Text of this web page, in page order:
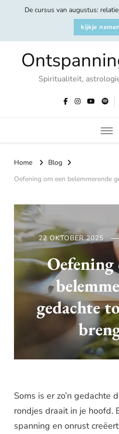
De cursus van augustus:
kijkje nemen
Spiritualiteit,
Home
Blog
Oefening om een belemmerende
22 OKTOBER 2025
Oefening
gedachte
Soms is er zo’n gedachte
rondjes draait in je hoofd.
spanning en onrust